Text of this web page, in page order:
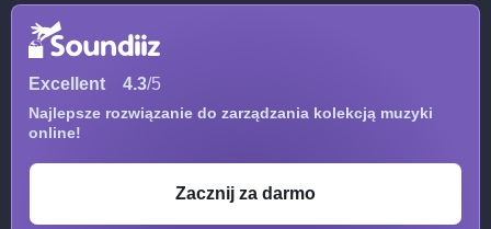
Excellent 4.3/5
Najlepsze rozwiązanie do zarządzania kolekcją muzyki
online!
Zacznij za darmo